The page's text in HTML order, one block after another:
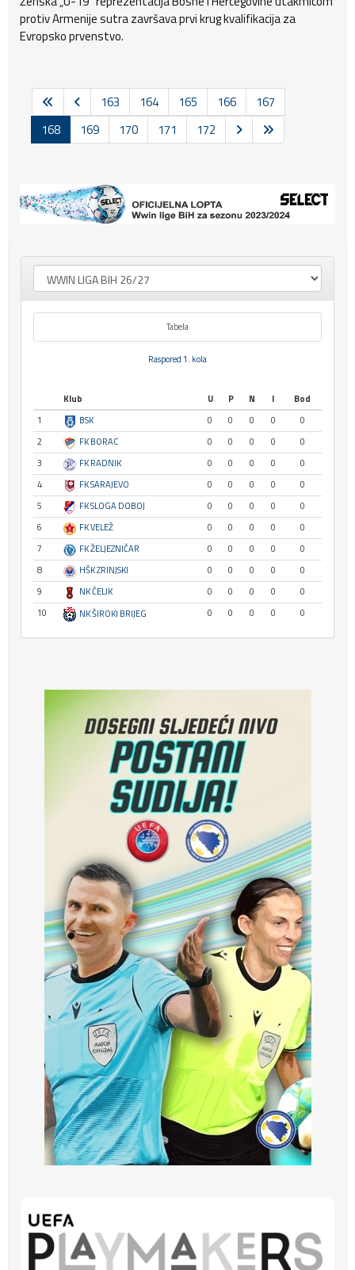
protiv Armenije sutra završava prvi krug kvalifikacija za
Evropsko prvenstvo.
163 164 165 166
167
168
169 170 171 172
Tabela
Raspored 1. kola
Klub U P N I
Bod
1
BSK 0 0 0 0
0
2
FK BORAC 0 0 0 0
0
3
FK RADNIK 0 0 0 0
0
4
FK SARAJEVO 0 0 0 0
0
5
FK SLOGA DOBOJ 0 0 0 0
0
6
FK VELEŽ 0 0 0 0
0
7
FK ŽELJEZNIČAR 0 0 0 0
0
8
HŠK ZRINJSKI 0 0 0 0
0
9
NK ČELIK 0 0 0 0
0
10
NK ŠIROKI BRIJEG 0 0 0 0 0